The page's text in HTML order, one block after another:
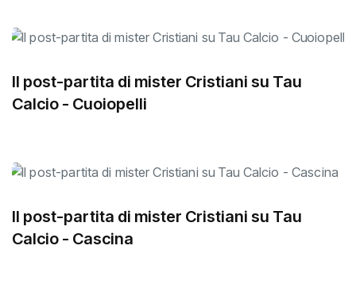
Il post-partita di mister Cristiani su Tau
Calcio - Cuoiopelli
Il post-partita di mister Cristiani su Tau
Calcio - Cascina